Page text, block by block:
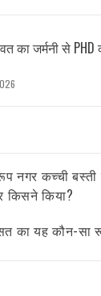
का जर्मनी से
नगर कच्ची
किसने किया?
का यह कौन-सा